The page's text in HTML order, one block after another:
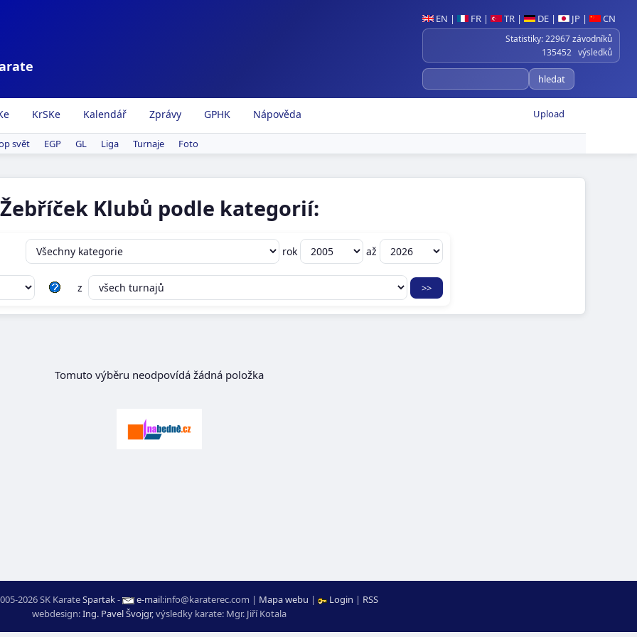
EN | FR | TR | DE | JP | CN
Statistiky: 22967 závodníků
135452 výsledků
Upload
KrSKe Kalendář Zprávy GPHK Nápověda
svět EGP GL Liga Turnaje Foto
Žebříček Klubů podle kategorií:
rok až
z
Tomuto výběru neodpovídá žádná položka
2026 SK KarateSpartak- e-mail:moc.ceretarak@ofni | Mapa webu | Login | RSS
webdesign:Ing. Pavel Švojgr,výsledky karate: Mgr. Jiří Kotala